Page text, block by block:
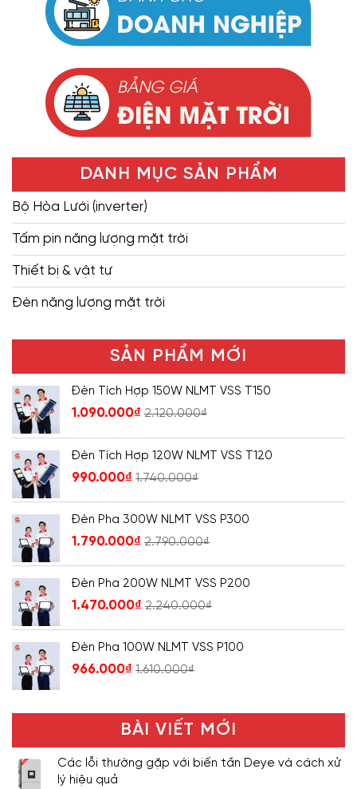
DANH MỤC SẢN PHẨM
Bộ Hòa Lưới (inverter)
Tấm pin năng lượng mặt trời
Thiết bị & vật tư
Đèn năng lượng mặt trời
SẢN PHẨM MỚI
Đèn Tích Hợp 150W NLMT VSS T150
1.090.000₫ 2.120.000₫
Đèn Tích Hợp 120W NLMT VSS T120
990.000₫ 1.740.000₫
Đèn Pha 300W NLMT VSS P300
1.790.000₫ 2.790.000₫
Đèn Pha 200W NLMT VSS P200
1.470.000₫ 2.240.000₫
Đèn Pha 100W NLMT VSS P100
966.000₫ 1.610.000₫
BÀI VIẾT MỚI
Các lỗi thường gặp với biến tần Deye và cách xử
lý hiệu quả